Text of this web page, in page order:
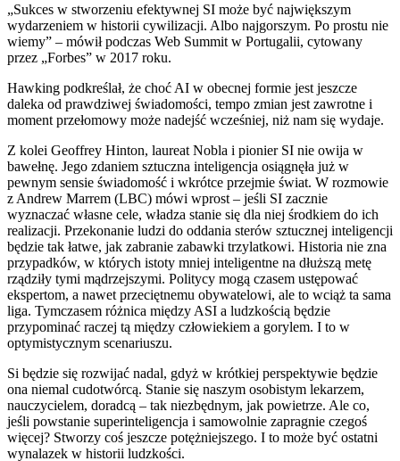
„Sukces w stworzeniu efektywnej SI może być największym
wydarzeniem w historii cywilizacji. Albo najgorszym. Po prostu nie
wiemy” – mówił podczas Web Summit w Portugalii, cytowany
przez „Forbes” w 2017 roku.
Hawking podkreślał, że choć AI w obecnej formie jest jeszcze
daleka od prawdziwej świadomości, tempo zmian jest zawrotne i
moment przełomowy może nadejść wcześniej, niż nam się wydaje.
Z kolei Geoffrey Hinton, laureat Nobla i pionier SI nie owija w
bawełnę. Jego zdaniem sztuczna inteligencja osiągnęła już w
pewnym sensie świadomość i wkrótce przejmie świat. W rozmowie
z Andrew Marrem (LBC) mówi wprost – jeśli SI zacznie
wyznaczać własne cele, władza stanie się dla niej środkiem do ich
realizacji. Przekonanie ludzi do oddania sterów sztucznej inteligencji
będzie tak łatwe, jak zabranie zabawki trzylatkowi. Historia nie zna
przypadków, w których istoty mniej inteligentne na dłuższą metę
rządziły tymi mądrzejszymi. Politycy mogą czasem ustępować
ekspertom, a nawet przeciętnemu obywatelowi, ale to wciąż ta sama
liga. Tymczasem różnica między ASI a ludzkością będzie
przypominać raczej tą między człowiekiem a gorylem. I to w
optymistycznym scenariuszu.
Si będzie się rozwijać nadal, gdyż w krótkiej perspektywie będzie
ona niemal cudotwórcą. Stanie się naszym osobistym lekarzem,
nauczycielem, doradcą – tak niezbędnym, jak powietrze. Ale co,
jeśli powstanie superinteligencja i samowolnie zapragnie czegoś
więcej? Stworzy coś jeszcze potężniejszego. I to może być ostatni
wynalazek w historii ludzkości.